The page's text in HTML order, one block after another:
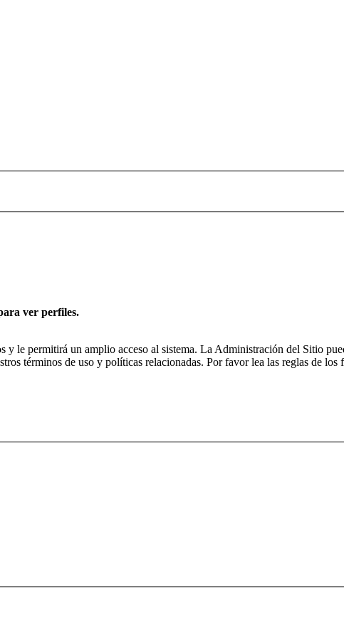
ver perfiles.
y le permitirá un amplio acceso al sistema. La Administración del Sitio
términos de uso y políticas relacionadas. Por favor lea las reglas de